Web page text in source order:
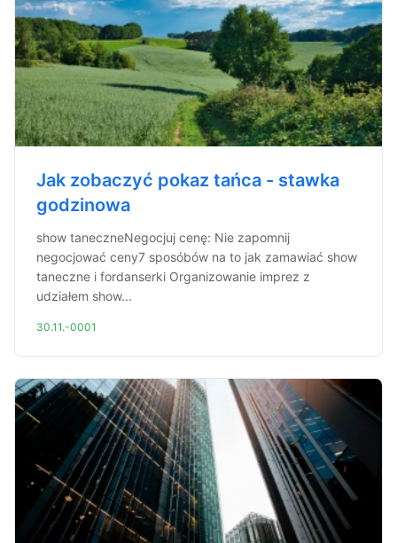
Jak zobaczyć pokaz tańca - stawka
godzinowa
show taneczneNegocjuj cenę: Nie zapomnij
negocjować ceny7 sposóbów na to jak zamawiać show
taneczne i fordanserki Organizowanie imprez z
udziałem show...
30.11.-0001